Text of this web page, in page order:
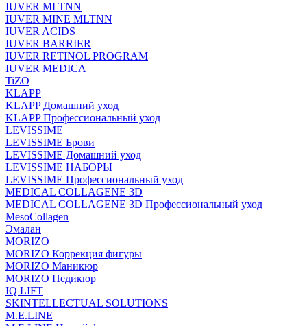
IUVER MLTNN
IUVER MINE MLTNN
IUVER ACIDS
IUVER BARRIER
IUVER RETINOL PROGRAM
IUVER MEDICA
TiZO
KLAPP
KLAPP Домашний уход
KLAPP Профессиональный уход
LEVISSIME
LEVISSIME Брови
LEVISSIME Домашний уход
LEVISSIME НАБОРЫ
LEVISSIME Профессиональный уход
MEDICAL COLLAGENE 3D
MEDICAL COLLAGENE 3D Профессиональный уход
MesoCollagen
Эмалан
MORIZO
MORIZO Коррекция фигуры
MORIZO Маникюр
MORIZO Педикюр
IQ LIFT
SKINTELLECTUAL SOLUTIONS
M.E.LINE